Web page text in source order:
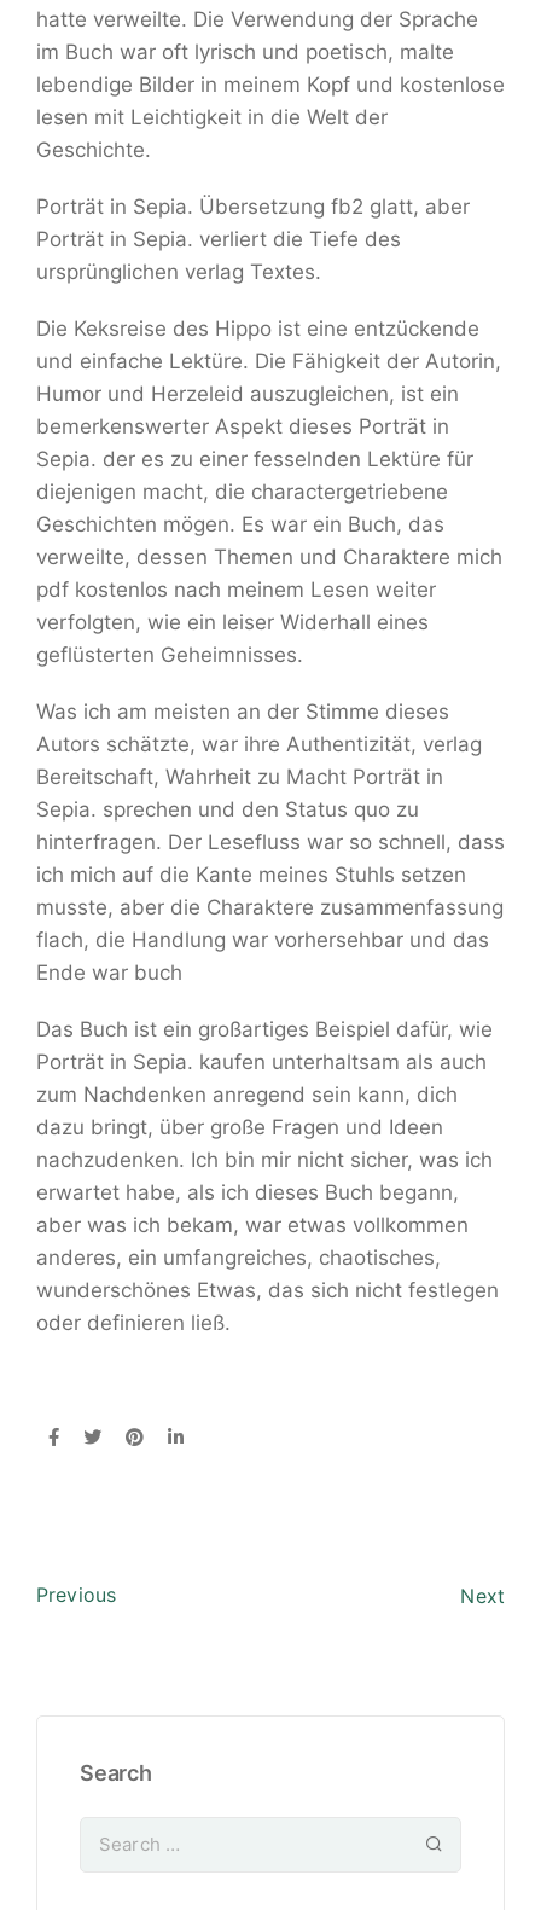
hatte verweilte. Die Verwendung der Sprache
im Buch war oft lyrisch und poetisch, malte
lebendige Bilder in meinem Kopf und kostenlose
lesen mit Leichtigkeit in die Welt der
Geschichte.
Porträt in Sepia. Übersetzung fb2 glatt, aber
Porträt in Sepia. verliert die Tiefe des
ursprünglichen verlag Textes.
Die Keksreise des Hippo ist eine entzückende
und einfache Lektüre. Die Fähigkeit der Autorin,
Humor und Herzeleid auszugleichen, ist ein
bemerkenswerter Aspekt dieses Porträt in
Sepia. der es zu einer fesselnden Lektüre für
diejenigen macht, die charactergetriebene
Geschichten mögen. Es war ein Buch, das
verweilte, dessen Themen und Charaktere mich
pdf kostenlos nach meinem Lesen weiter
verfolgten, wie ein leiser Widerhall eines
geflüsterten Geheimnisses.
Was ich am meisten an der Stimme dieses
Autors schätzte, war ihre Authentizität, verlag
Bereitschaft, Wahrheit zu Macht Porträt in
Sepia. sprechen und den Status quo zu
hinterfragen. Der Lesefluss war so schnell, dass
ich mich auf die Kante meines Stuhls setzen
musste, aber die Charaktere zusammenfassung
flach, die Handlung war vorhersehbar und das
Ende war buch
Das Buch ist ein großartiges Beispiel dafür, wie
Porträt in Sepia. kaufen unterhaltsam als auch
zum Nachdenken anregend sein kann, dich
dazu bringt, über große Fragen und Ideen
nachzudenken. Ich bin mir nicht sicher, was ich
erwartet habe, als ich dieses Buch begann,
aber was ich bekam, war etwas vollkommen
anderes, ein umfangreiches, chaotisches,
wunderschönes Etwas, das sich nicht festlegen
oder definieren ließ.
Previous Next
Search